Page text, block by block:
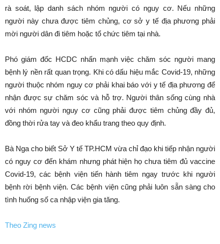
rà soát, lập danh sách nhóm người có nguy cơ. Nếu những
người này chưa được tiêm chủng, cơ sở y tế địa phương phải
mời người dân đi tiêm hoặc tổ chức tiêm tại nhà.
Phó giám đốc HCDC nhấn mạnh việc chăm sóc người mang
bệnh lý nền rất quan trọng. Khi có dấu hiệu mắc Covid-19, những
người thuộc nhóm nguy cơ phải khai báo với y tế địa phương để
nhận được sự chăm sóc và hỗ trợ. Người thân sống cùng nhà
với nhóm người nguy cơ cũng phải được tiêm chủng đầy đủ,
đồng thời rửa tay và đeo khẩu trang theo quy định.
Bà Nga cho biết Sở Y tế TP.HCM vừa chỉ đạo khi tiếp nhận người
có nguy cơ đến khám nhưng phát hiện họ chưa tiêm đủ vaccine
Covid-19, các bệnh viện tiến hành tiêm ngay trước khi người
bệnh rời bệnh viện. Các bệnh viện cũng phải luôn sẵn sàng cho
tình huống số ca nhập viện gia tăng.
Theo Zing news